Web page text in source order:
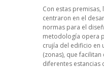
Con estas premisas,
centraron en el
normas para el
metodología opera
crujía del edificio en
(zonas), que
diferentes estancias